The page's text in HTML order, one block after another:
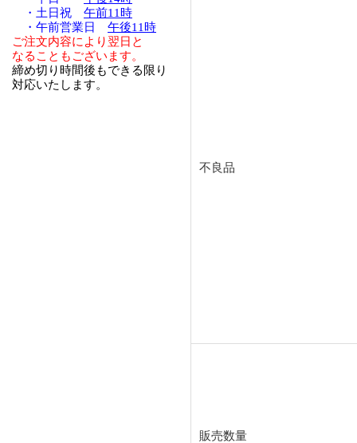
・土日祝 午前11時
・午前営業日 午後11時
ご注文内容により翌日と
なることもございます。
締め切り時間後もできる限り
対応いたします。
不良品
販売数量